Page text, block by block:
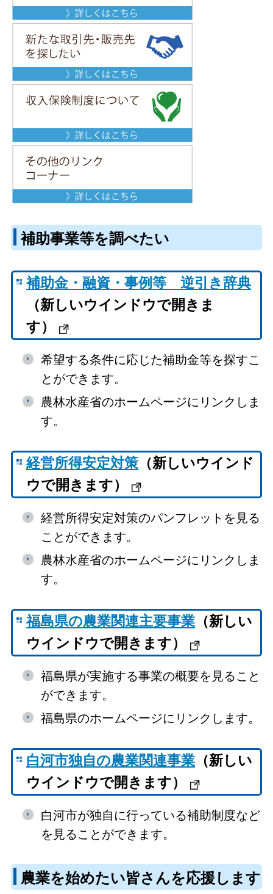
補助事業等を調べたい
補助金・融資・事例等 逆引き辞典
（新しいウインドウで開きま
す）
希望する条件に応じた補助金等を探すこ
とができます。
農林水産省のホームページにリンクしま
す。
経営所得安定対策 （新しいウインド
ウで開きます）
経営所得安定対策のパンフレットを見る
ことができます。
農林水産省のホームページにリンクしま
す。
福島県の農業関連主要事業 （新しい
ウインドウで開きます）
福島県が実施する事業の概要を見ること
ができます。
福島県のホームページにリンクします。
白河市独自の農業関連事業 （新しい
ウインドウで開きます）
白河市が独自に行っている補助制度など
を見ることができます。
農業を始めたい皆さんを応援します